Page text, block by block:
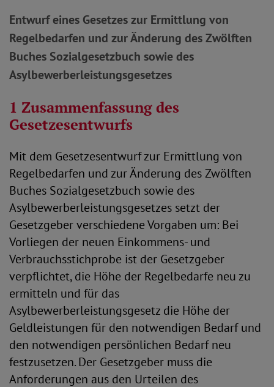
Entwurf eines Gesetzes zur Ermittlung von
Regelbedarfen und zur Änderung des Zwölften
Buches Sozialgesetzbuch sowie des
Asylbewerberleistungsgesetzes
1 Zusammenfassung des
Gesetzesentwurfs
Mit dem Gesetzesentwurf zur Ermittlung von
Regelbedarfen und zur Änderung des Zwölften
Buches Sozialgesetzbuch sowie des
Asylbewerberleistungsgesetzes setzt der
Gesetzgeber verschiedene Vorgaben um: Bei
Vorliegen der neuen Einkommens- und
Verbrauchsstichprobe ist der Gesetzgeber
verpflichtet, die Höhe der Regelbedarfe neu zu
ermitteln und für das
Asylbewerberleistungsgesetz die Höhe der
Geldleistungen für den notwendigen Bedarf und
den notwendigen persönlichen Bedarf neu
festzusetzen. Der Gesetzgeber muss die
Anforderungen aus den Urteilen des